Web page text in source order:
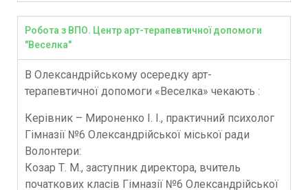
Робота з ВПО. Центр арт-терапевтичної допомоги
"Веселка"
В Олександрійському осередку арт-
терапевтичної допомоги «Веселка» чекають :
Керівник – Мироненко І. І., практичний психолог
Гімназії №6 Олександрійської міської ради
Волонтери:
Козар Т. М., заступник директора, вчитель
початкових класів Гімназії №6 Олександрійської